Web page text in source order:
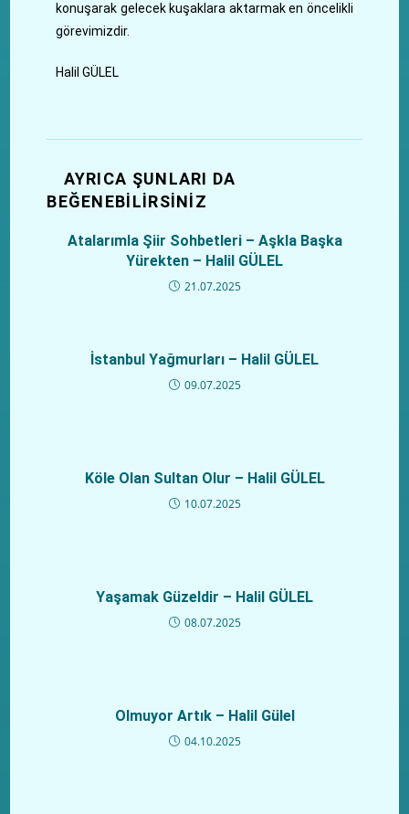
konuşarak gelecek kuşaklara aktarmak en öncelikli
görevimizdir.
Halil GÜLEL
AYRICA ŞUNLARI DA
BEĞENEBILIRSINIZ
Atalarımla Şiir Sohbetleri – Aşkla Başka
Yürekten – Halil GÜLEL
21.07.2025
İstanbul Yağmurları – Halil GÜLEL
09.07.2025
Köle Olan Sultan Olur – Halil GÜLEL
10.07.2025
Yaşamak Güzeldir – Halil GÜLEL
08.07.2025
Olmuyor Artık – Halil Gülel
04.10.2025